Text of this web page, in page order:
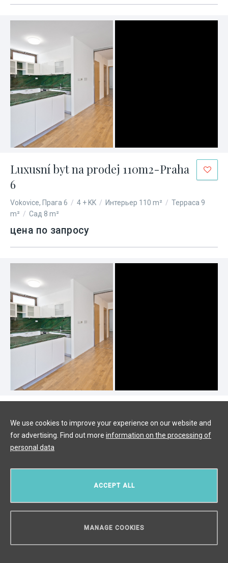
Luxusní byt na prodej 110m2-Praha
6
Vokovice, Прага 6 / 4 + KK / Интерьер 110 m² / Терраса 9
m² / Сад 8 m²
цена по запросу
6
Vokovice, Прага 6
цена по запросу
ACCEPT ALL
MANAGE COOKIES
We use cookies to improve your experience on our website and
for advertising. Find out more information on the processing of
personal data